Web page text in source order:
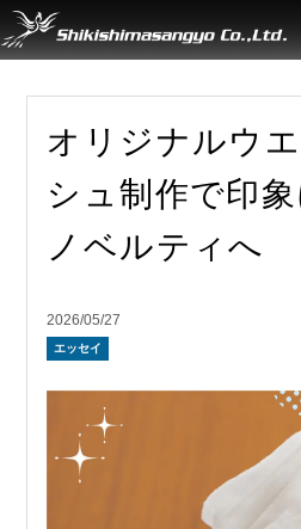
オリジナルウ
シュ制作で印
ノベルティへ
2026/05/27
エッセイ